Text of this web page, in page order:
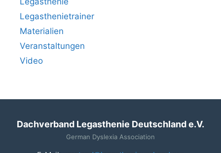
Legasthenietrainer
Materialien
Veranstaltungen
Video
Dachverband Legasthenie Deutschland e.V.
German Dyslexia Association